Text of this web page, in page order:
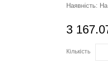
Наявність:
3
Кількість